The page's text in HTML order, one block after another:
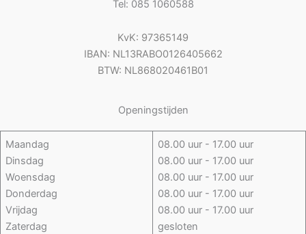
Tel: 085 1060588
KvK: 97365149
IBAN: NL13RABO0126405662
BTW: NL868020461B01
Openingstijden
Maandag
Dinsdag
Woensdag
Donderdag
Vrijdag
Zaterdag
08.00 uur - 17.00 uur
08.00 uur - 17.00 uur
08.00 uur - 17.00 uur
08.00 uur - 17.00 uur
08.00 uur - 17.00 uur
gesloten